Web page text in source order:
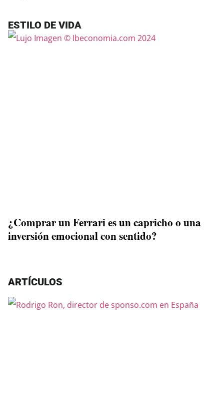
ESTILO DE VIDA
¿Comprar un Ferrari es un capricho o una
inversión emocional con sentido?
ARTÍCULOS